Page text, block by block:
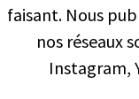
faisant. Nous
nos réseaux
Instagram,